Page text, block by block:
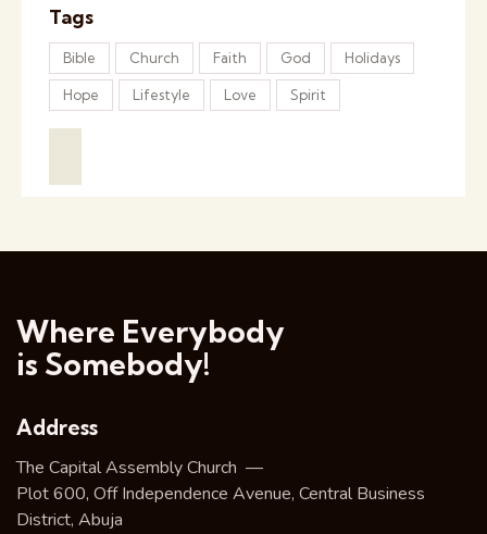
Tags
Bible Church Faith God Holidays
Hope Lifestyle Love Spirit
Where Everybody
is Somebody!
Address
The Capital Assembly Church —
Plot 600, Off Independence Avenue, Central Business
District, Abuja